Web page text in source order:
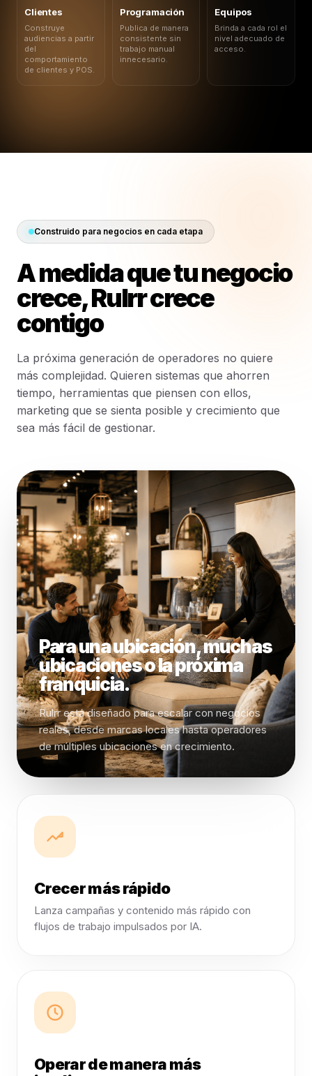
Clientes
Construye
audiencias a partir
del
comportamiento
de clientes y POS.
Programación
Publica de manera
consistente sin
trabajo manual
innecesario.
Equipos
Brinda a cada rol el
nivel adecuado de
acceso.
Construido para negocios en cada etapa
A medida que tu negocio
crece, Rulrr crece
contigo
La próxima generación de operadores no quiere
más complejidad. Quieren sistemas que ahorren
tiempo, herramientas que piensen con ellos,
marketing que se sienta posible y crecimiento que
sea más fácil de gestionar.
Para una ubicación, muchas
ubicaciones o la próxima
franquicia.
Rulrr está diseñado para escalar con negocios
reales, desde marcas locales hasta operadores
de múltiples ubicaciones en crecimiento.
Crecer más rápido
Lanza campañas y contenido más rápido con
flujos de trabajo impulsados por IA.
Operar de manera más